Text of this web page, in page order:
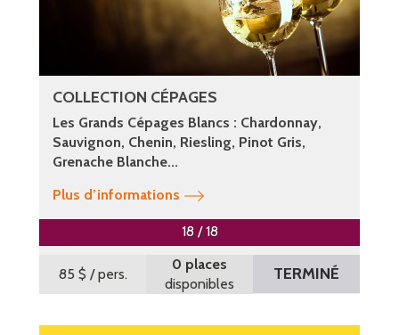
COLLECTION CÉPAGES
Les Grands Cépages Blancs : Chardonnay,
Sauvignon, Chenin, Riesling, Pinot Gris,
Grenache Blanche...
Plus d’informations
18 / 18
85 $ / pers.
0 places
disponibles
TERMINÉ